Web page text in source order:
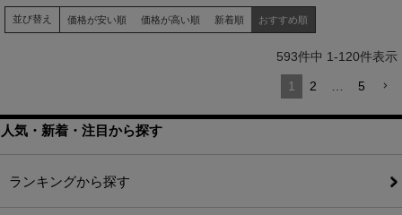
並び替え 価格が安い順 価格が高い順 新着順 おすすめ順
593件中 1-120件表示
1 2 5
人気・新着・注目から探す
ランキングから探す